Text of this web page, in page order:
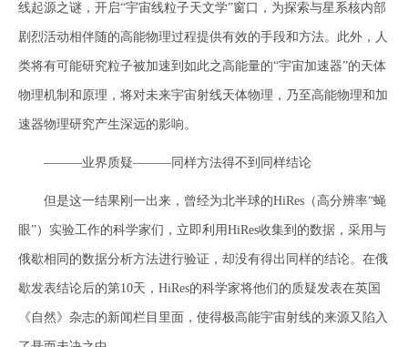
线起源之谜，开启“宇宙线粒子天文学”窗口，为探索与星系核内部
剧烈活动相伴随的高能物理过程提供有效的手段和方法。此外，人
类将有可能研究粒子被加速到如此之高能量的“宇宙加速器”的天体
物理机制和原理，将对未来宇宙射线天体物理，乃至高能物理和加
速器物理研究产生深远的影响。
———业界质疑———同样方法得不到同样结论
但是这一结果刚一出来，曾经为北半球的HiRes（高分辨率“蝇
眼”）实验工作的科学家们，立即利用HiRes收集到的数据，采用与
俄歇相同的数据分析方法进行验证，却没有得出同样的结论。在俄
歇发表结论后的第10天，HiRes的科学家将他们的质疑发表在英国
《自然》杂志的新闻栏目里面，使得极高能宇宙射线的来源又陷入